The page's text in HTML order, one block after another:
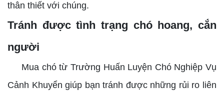
thân thiết với chúng.
Tránh được tình trạng chó hoang, cắn
người
Mua chó từ Trường Huấn Luyện Chó Nghiệp Vụ
Cảnh Khuyển giúp bạn tránh được những rủi ro liên